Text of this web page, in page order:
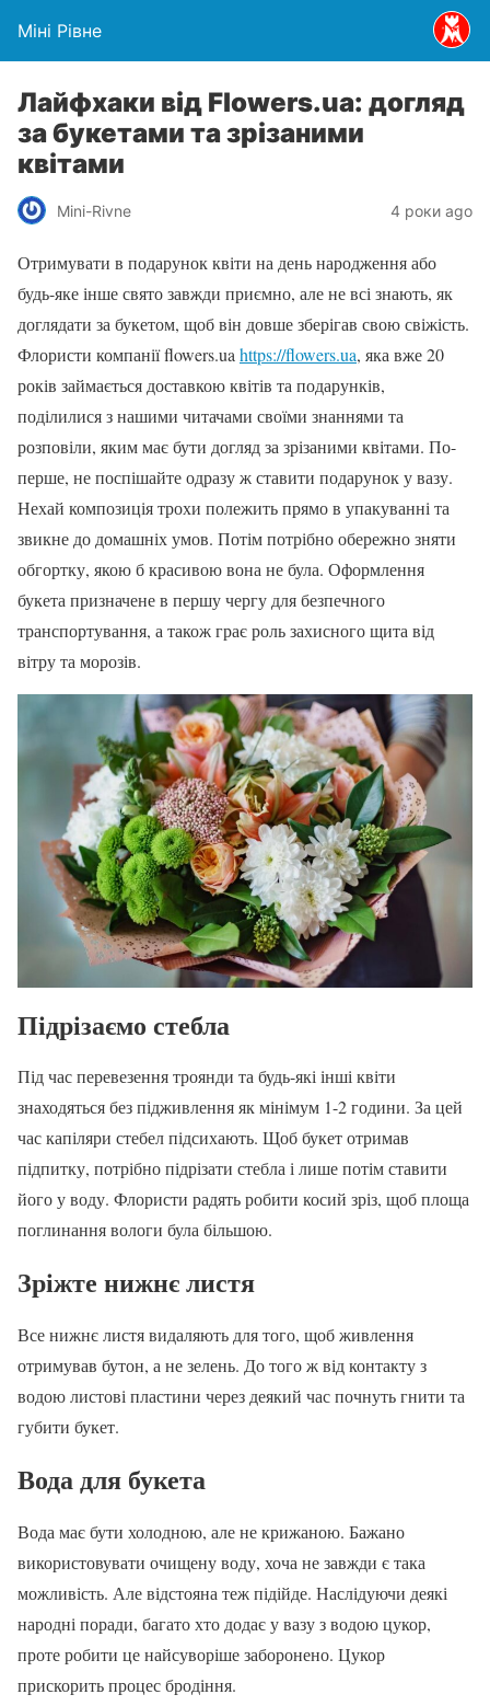
Міні Рівне
Лайфхаки від Flowers.ua: догляд
за букетами та зрізаними
квітами
Mini-Rivne 4 роки ago
Отримувати в подарунок квіти на день народження або
будь-яке інше свято завжди приємно, але не всі знають, як
доглядати за букетом, щоб він довше зберігав свою свіжість.
Флористи компанії flowers.ua https://flowers.ua, яка вже 20
років займається доставкою квітів та подарунків,
поділилися з нашими читачами своїми знаннями та
розповіли, яким має бути догляд за зрізаними квітами. По-
перше, не поспішайте одразу ж ставити подарунок у вазу.
Нехай композиція трохи полежить прямо в упакуванні та
звикне до домашніх умов. Потім потрібно обережно зняти
обгортку, якою б красивою вона не була. Оформлення
букета призначене в першу чергу для безпечного
транспортування, а також грає роль захисного щита від
вітру та морозів.
Підрізаємо стебла
Під час перевезення троянди та будь-які інші квіти
знаходяться без підживлення як мінімум 1-2 години. За цей
час капіляри стебел підсихають. Щоб букет отримав
підпитку, потрібно підрізати стебла і лише потім ставити
його у воду. Флористи радять робити косий зріз, щоб площа
поглинання вологи була більшою.
Зріжте нижнє листя
Все нижнє листя видаляють для того, щоб живлення
отримував бутон, а не зелень. До того ж від контакту з
водою листові пластини через деякий час почнуть гнити та
губити букет.
Вода для букета
Вода має бути холодною, але не крижаною. Бажано
використовувати очищену воду, хоча не завжди є така
можливість. Але відстояна теж підійде. Наслідуючи деякі
народні поради, багато хто додає у вазу з водою цукор,
проте робити це найсуворіше заборонено. Цукор
прискорить процес бродіння.